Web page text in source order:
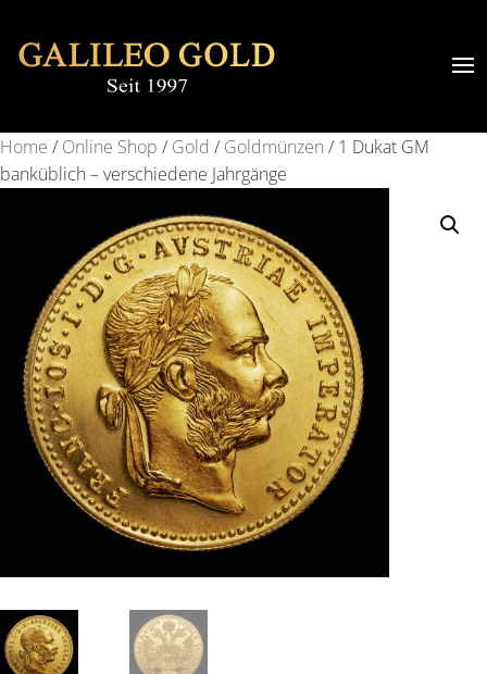
Home / Online Shop / Gold / Goldmünzen / 1 Dukat GM
banküblich – verschiedene Jahrgänge